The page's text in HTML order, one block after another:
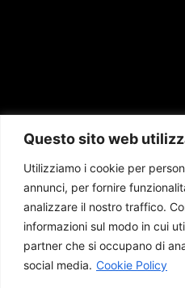
Questo sito web
Utilizziamo i cookie per
annunci, per fornire
analizzare il nostro traffico.
informazioni sul modo in cui
partner che si occupano di
social media. Cookie Policy